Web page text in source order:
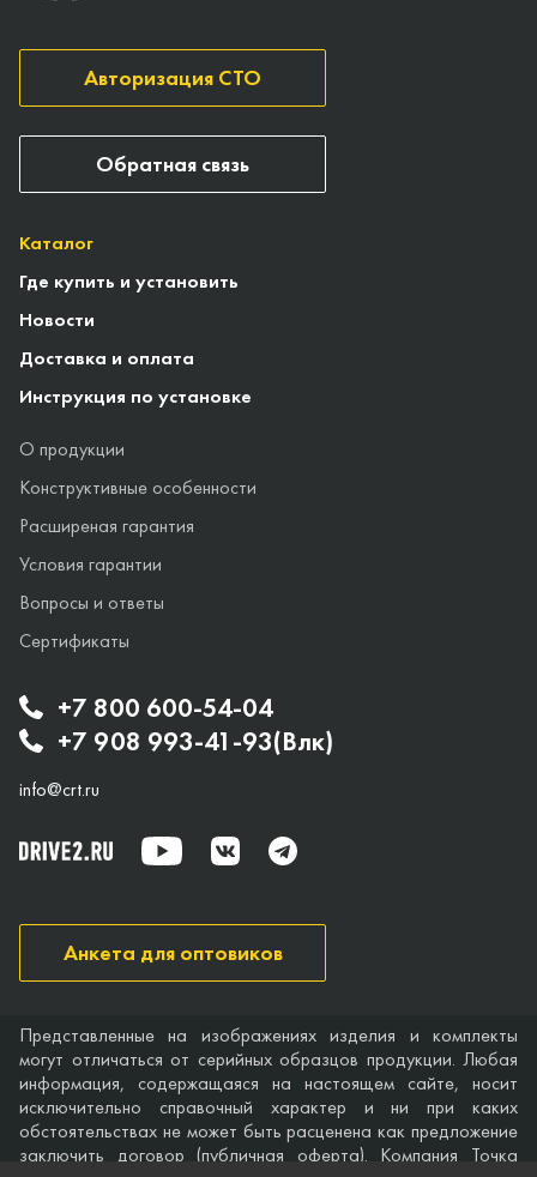
+7 800 600-54-04
+7 908 993-41-93(Влк)
info@crt.ru
Каталог
Где купить и установить
Новости
Доставка и оплата
Инструкция по установке
О продукции
Конструктивные особенности
Расширеная гарантия
Условия гарантии
Вопросы и ответы
Сертификаты
Авторизация СТО
Анкета для оптовиков
Обратная связь
Представленные на изображениях изделия и комплекты
могут отличаться от серийных образцов продукции. Любая
информация, содержащаяся на настоящем сайте, носит
исключительно справочный характер и ни при каких
обстоятельствах не может быть расценена как предложение
заключить договор (публичная оферта). Компания Точка